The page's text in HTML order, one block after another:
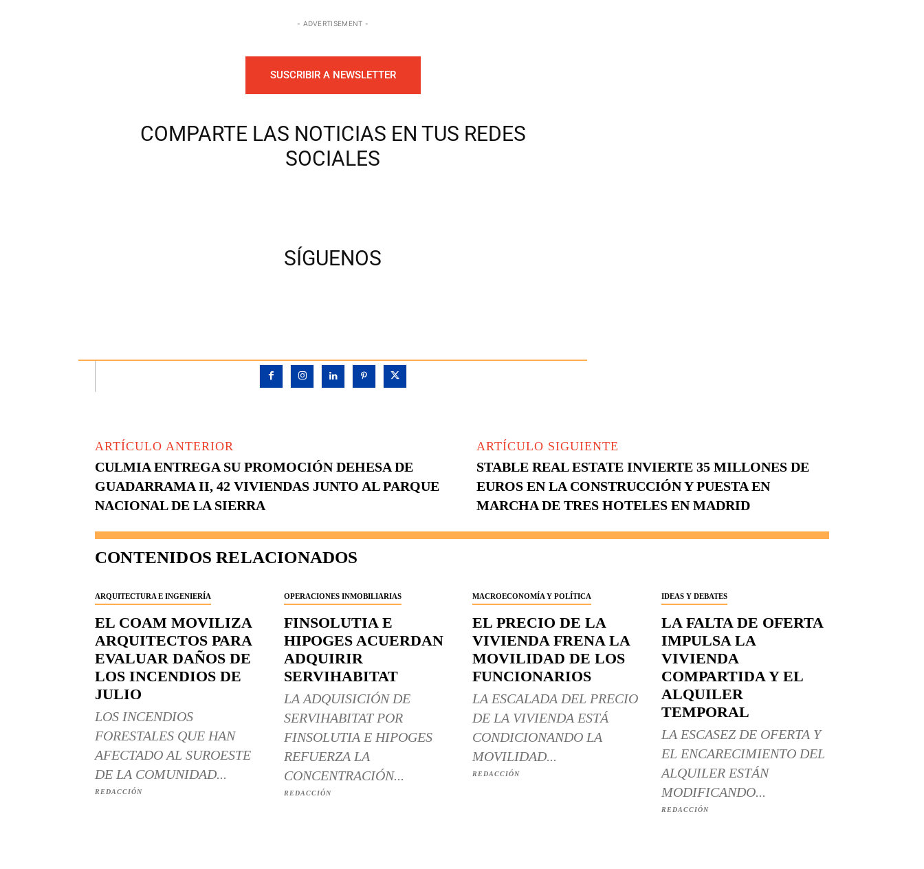
- ADVERTISEMENT -
SUSCRIBIR A NEWSLETTER
COMPARTE LAS NOTICIAS EN TUS REDES
SOCIALES
SÍGUENOS
ARTÍCULO ANTERIOR
CULMIA ENTREGA SU PROMOCIÓN DEHESA DE
GUADARRAMA II, 42 VIVIENDAS JUNTO AL PARQUE
NACIONAL DE LA SIERRA
ARTÍCULO SIGUIENTE
STABLE REAL ESTATE INVIERTE 35 MILLONES DE
EUROS EN LA CONSTRUCCIÓN Y PUESTA EN
MARCHA DE TRES HOTELES EN MADRID
CONTENIDOS RELACIONADOS
ARQUITECTURA E INGENIERÍA
EL COAM MOVILIZA
ARQUITECTOS PARA
EVALUAR DAÑOS DE
LOS INCENDIOS DE
JULIO
LOS INCENDIOS
FORESTALES QUE HAN
AFECTADO AL SUROESTE
DE LA COMUNIDAD...
REDACCIÓN
OPERACIONES INMOBILIARIAS
FINSOLUTIA E
HIPOGES ACUERDAN
ADQUIRIR
SERVIHABITAT
LA ADQUISICIÓN DE
SERVIHABITAT POR
FINSOLUTIA E HIPOGES
REFUERZA LA
CONCENTRACIÓN...
REDACCIÓN
MACROECONOMÍA Y POLÍTICA
EL PRECIO DE LA
VIVIENDA FRENA LA
MOVILIDAD DE LOS
FUNCIONARIOS
LA ESCALADA DEL PRECIO
DE LA VIVIENDA ESTÁ
CONDICIONANDO LA
MOVILIDAD...
REDACCIÓN
IDEAS Y DEBATES
LA FALTA DE OFERTA
IMPULSA LA
VIVIENDA
COMPARTIDA Y EL
ALQUILER
TEMPORAL
LA ESCASEZ DE OFERTA Y
EL ENCARECIMIENTO DEL
ALQUILER ESTÁN
MODIFICANDO...
REDACCIÓN